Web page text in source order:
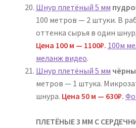
Шнур плетёный 5 мм
100 метров — 2 штуки. В
оттенка сырья в один
Цена 100 м — 1100₽. 100м
меланж видео.
Шнур плетёный 5 мм
метров — 1 штука.
шнура. Цена 50 м — 630₽.
ПЛЕТЁНЫЕ 3 ММ С